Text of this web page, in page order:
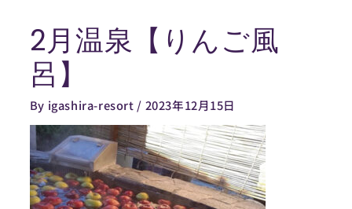
2月温泉【りんご風
呂】
By igashira-resort / 2023年12月15日
Post
navigation